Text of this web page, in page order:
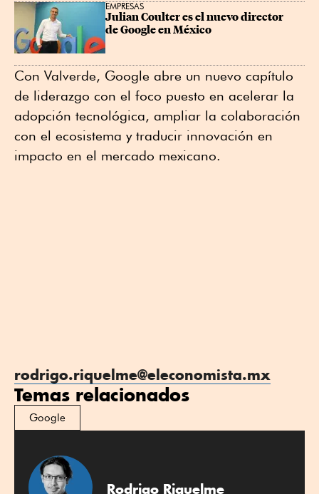
EMPRESAS
Julian Coulter es el nuevo director
de Google en México
Con Valverde, Google abre un nuevo capítulo
de liderazgo con el foco puesto en acelerar la
adopción tecnológica, ampliar la colaboración
con el ecosistema y traducir innovación en
impacto en el mercado mexicano.
rodrigo.riquelme@eleconomista.mx
Temas relacionados
Google
Rodrigo Riquelme